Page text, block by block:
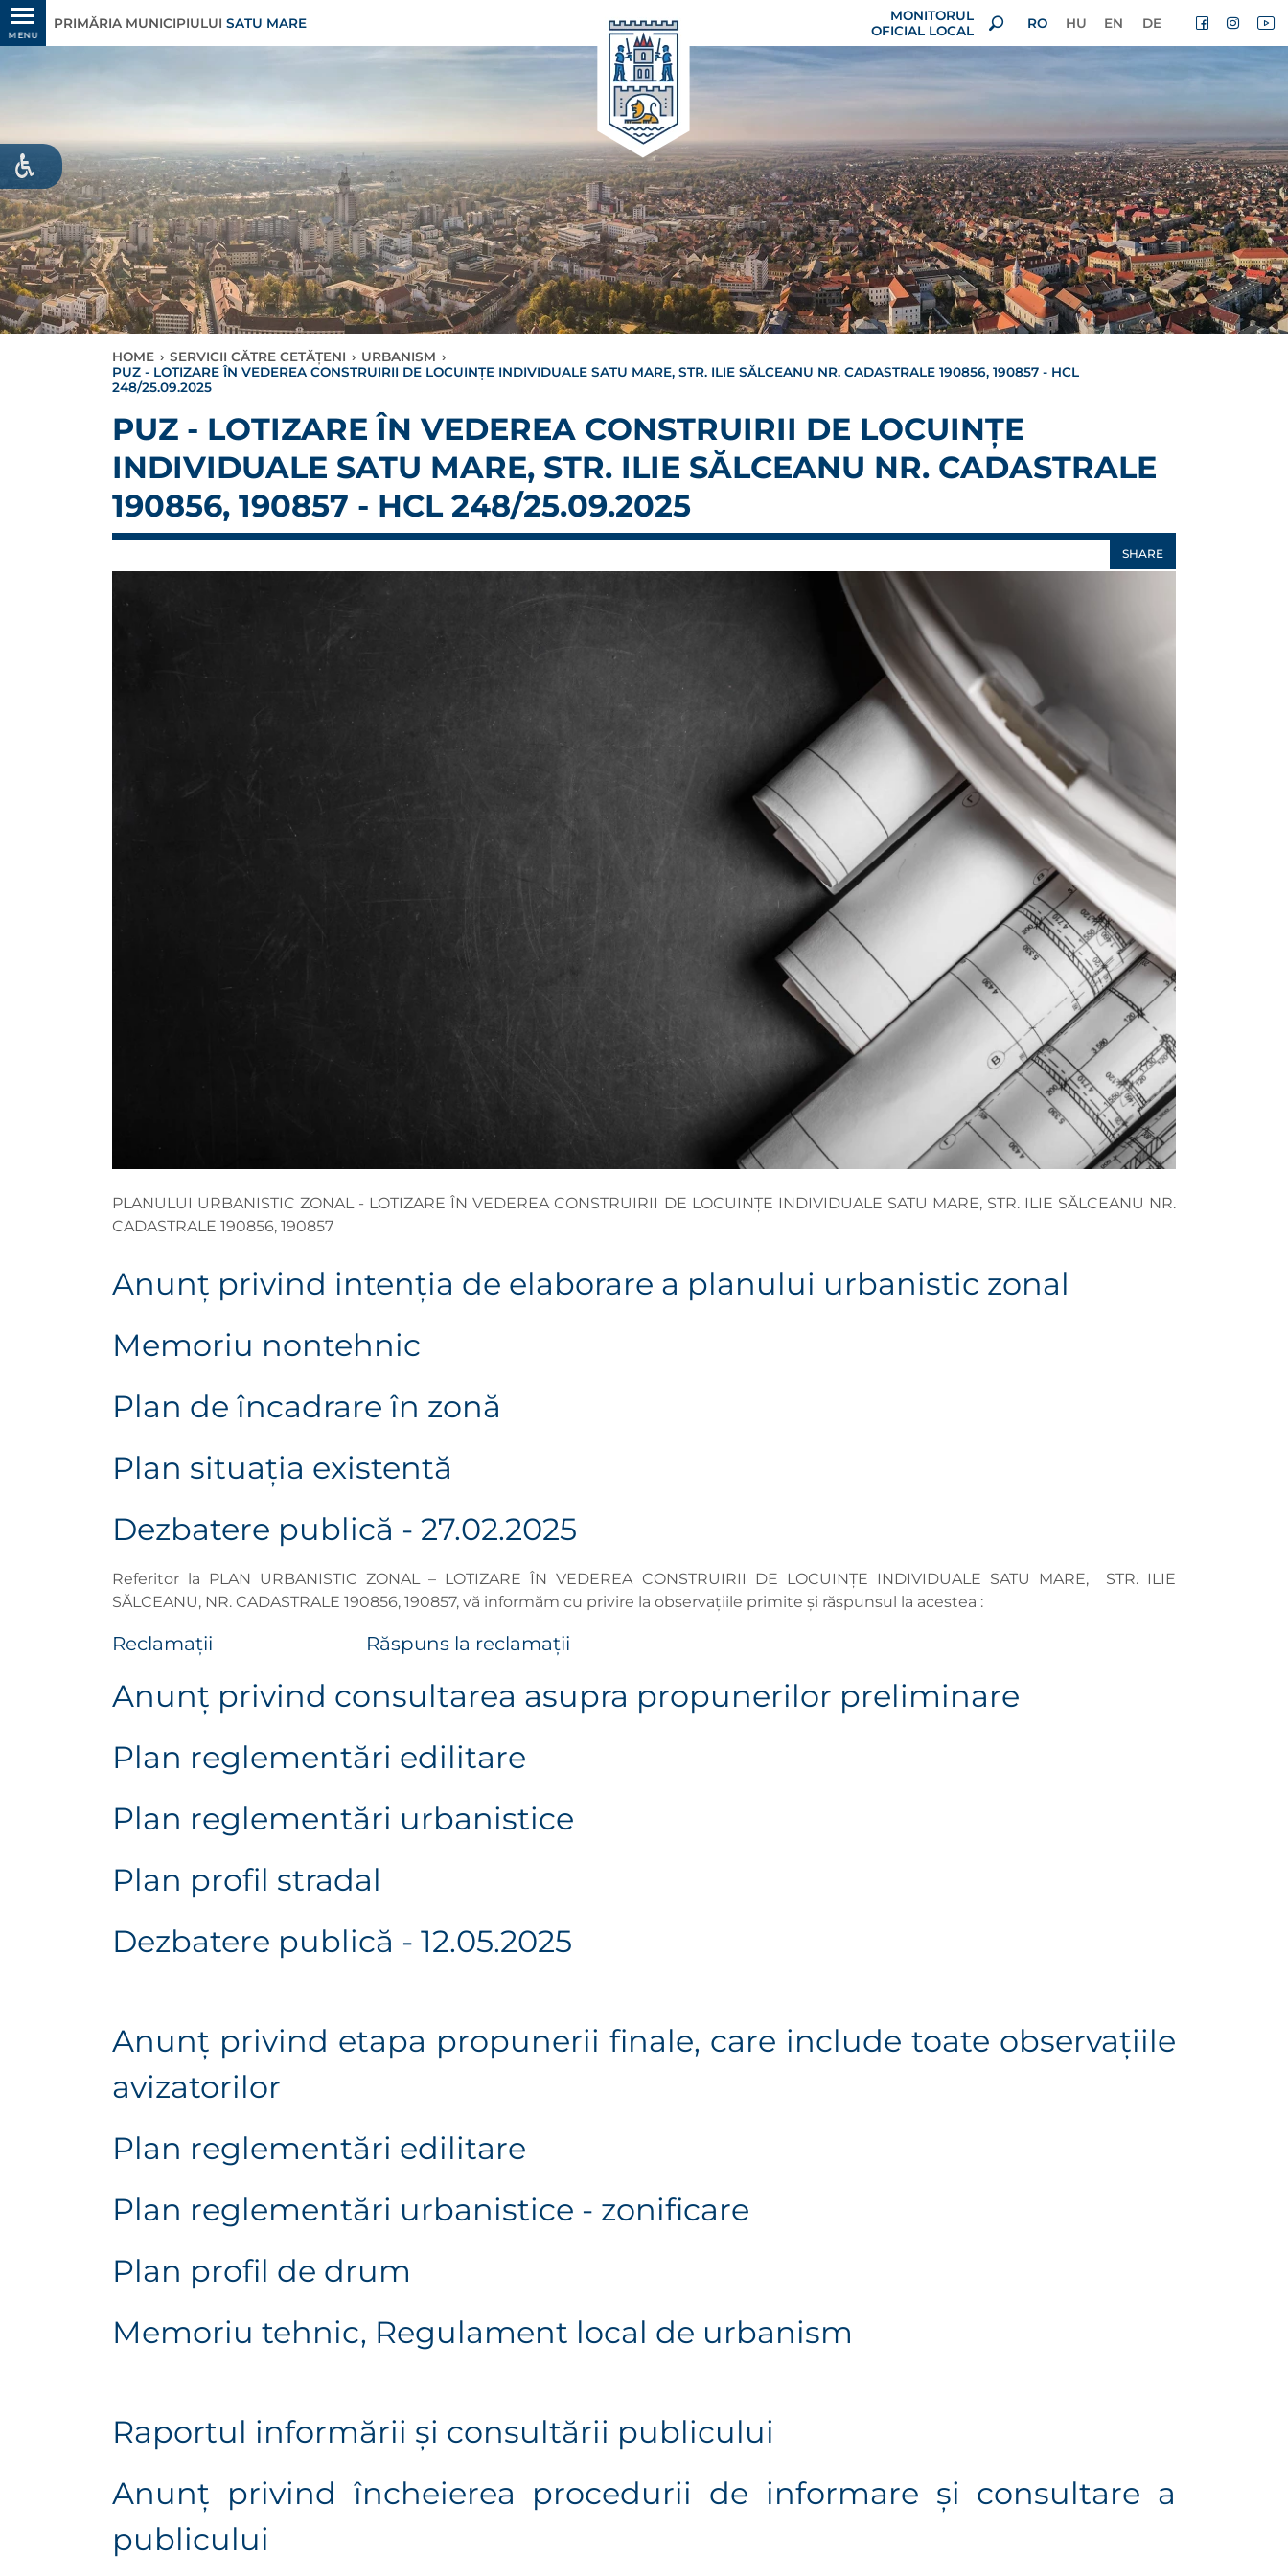
MENU
PRIMĂRIA MUNICIPIULUI SATU MARE
MONITORUL
OFICIAL LOCAL
RO HU EN DE
HOME › SERVICII CĂTRE CETĂȚENI › URBANISM ›
PUZ - LOTIZARE ÎN VEDEREA CONSTRUIRII DE LOCUINȚE INDIVIDUALE SATU MARE, STR. ILIE SĂLCEANU NR. CADASTRALE 190856, 190857 - HCL
248/25.09.2025
PUZ - LOTIZARE ÎN VEDEREA CONSTRUIRII DE LOCUINȚE
INDIVIDUALE SATU MARE, STR. ILIE SĂLCEANU NR. CADASTRALE
190856, 190857 - HCL 248/25.09.2025
SHARE
PLANULUI URBANISTIC ZONAL - LOTIZARE ÎN VEDEREA CONSTRUIRII DE LOCUINȚE INDIVIDUALE SATU MARE, STR. ILIE SĂLCEANU NR.
CADASTRALE 190856, 190857
Anunţ privind intenţia de elaborare a planului urbanistic zonal
Memoriu nontehnic
Plan de încadrare în zonă
Plan situaţia existentă
Dezbatere publică - 27.02.2025
Referitor la PLAN URBANISTIC ZONAL – LOTIZARE ÎN VEDEREA CONSTRUIRII DE LOCUINȚE INDIVIDUALE SATU MARE, STR. ILIE
SĂLCEANU, NR. CADASTRALE 190856, 190857, vă informăm cu privire la observaţiile primite şi răspunsul la acestea :
Reclamații Răspuns la reclamații
Anunţ privind consultarea asupra propunerilor preliminare
Plan reglementări edilitare
Plan reglementări urbanistice
Plan profil stradal
Dezbatere publică - 12.05.2025
Anunț privind etapa propunerii finale, care include toate observaţiile
avizatorilor
Plan reglementări edilitare
Plan reglementări urbanistice - zonificare
Plan profil de drum
Memoriu tehnic, Regulament local de urbanism
Raportul informării şi consultării publicului
Anunţ privind încheierea procedurii de informare şi consultare a
publicului